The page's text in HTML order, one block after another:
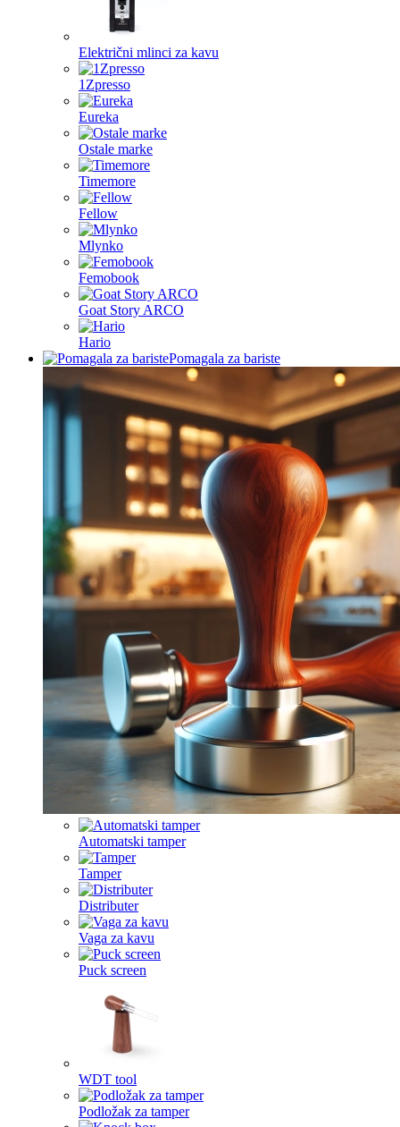
Električni mlinci za kavu
1Zpresso
Eureka
Ostale marke
Timemore
Fellow
Mlynko
Femobook
Goat Story ARCO
Hario
Pomagala za bariste
Automatski tamper
Tamper
Distributer
Vaga za kavu
Puck screen
WDT tool
Podložak za tamper